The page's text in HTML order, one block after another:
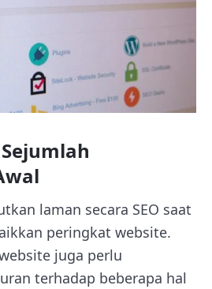
laman secara SEO saat
peringkat website.
juga perlu
terhadap beberapa hal